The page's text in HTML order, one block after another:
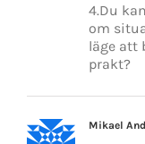
4.Du
om
läge att
prakt?
Mikael